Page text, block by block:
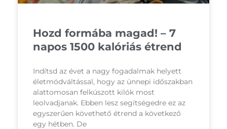
Hozd formába magad! – 7
napos 1500 kalóriás étrend
Indítsd az évet a nagy fogadalmak helyett
életmódváltással, hogy az ünnepi időszakban
alattomosan felkúszott kilók most
leolvadjanak. Ebben lesz segítségedre ez az
egyszerűen követhető étrend a következő
egy hétben. De